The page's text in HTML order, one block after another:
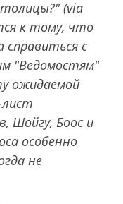
(via
к тому, что
справиться с
"Ведомостям"
ожидаемой
Шойгу, Боос и
особенно
не